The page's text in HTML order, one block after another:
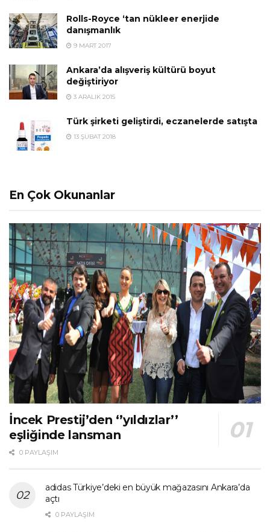
Rolls-Royce ‘tan nükleer enerjide
danışmanlık
9 MART 2017
Ankara’da alışveriş kültürü boyut
değiştiriyor
3 ARALIK 2015
Türk şirketi geliştirdi, eczanelerde satışta
13 ŞUBAT 2018
En Çok Okunanlar
İncek Prestij’den ‘’yıldızlar’’
eşliğinde lansman
0 PAYLAŞIM
adidas Türkiye’deki en büyük mağazasını Ankara’da
açtı
0 PAYLAŞIM